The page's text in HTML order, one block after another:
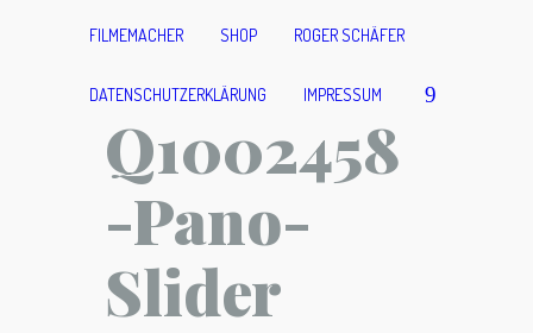
FILMEMACHER SHOP ROGER SCHÄFER
DATENSCHUTZERKLÄRUNG IMPRESSUM
m-
Q1002458
-Pano-
Slider